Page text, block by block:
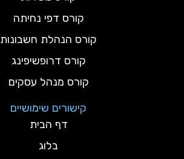
קורס דפי נחיתה
קורס הנהלת חשבונות
קורס דרופשיפינג
קורס מנהל עסקים
קישורים שימושיים
דף הבית
בלוג